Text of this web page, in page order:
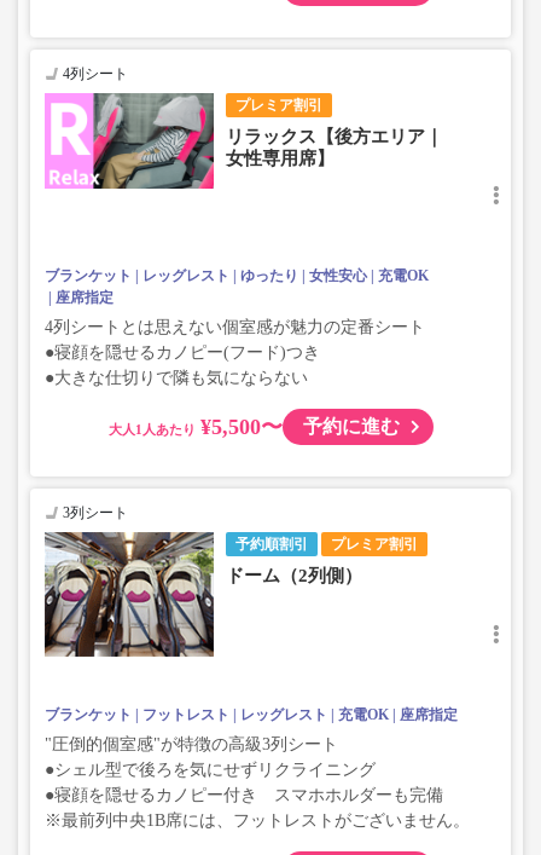
プレミア割引
4列シート
リラックス【後方エリア｜
女性専用席】
ブランケット レッグレスト ゆったり 女性安心
充電OK
座席指定
4列シートとは思えない個室感が魅力の定番シート
●寝顔を隠せるカノピー(フード)つき
●大きな仕切りで隣も気にならない
大人 ¥5,500〜 予約に進む
予約順割引 プレミア割引
3列シート
ドーム（2列側）
ブランケット フットレスト レッグレスト 充電OK 座席指定
"圧倒的個室感"が特徴の高級3列シート
●シェル型で後ろを気にせずリクライニング
●寝顔を隠せるカノピー付き スマホホルダーも完備
※最前列中央1B席には、フットレストがございません。